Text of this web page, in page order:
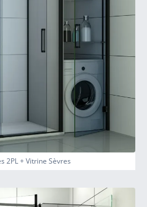
2PL + Vitrine Sèvres